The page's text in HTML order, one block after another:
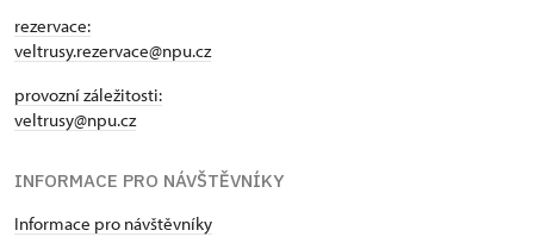
rezervace:
veltrusy.rezervace@npu.cz
provozní záležitosti:
veltrusy@npu.cz
INFORMACE PRO NÁVŠTĚVNÍKY
Informace pro návštěvníky